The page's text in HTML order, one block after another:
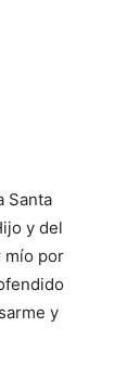
Santa
y del
mío por
y